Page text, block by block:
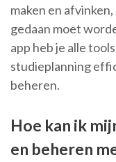
maken en
gedaan moet
app heb je alle
studieplanning
beheren.
Hoe kan ik
en beheren